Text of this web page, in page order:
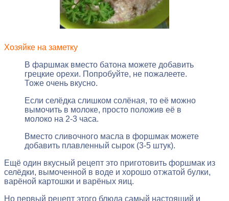
Хозяйке на заметку
В фаршмак вместо батона можете добавить
грецкие орехи. Попробуйте, не пожалеете.
Тоже очень вкусно.
Если селёдка слишком солёная, то её можно
вымочить в молоке, просто положив её в
молоко на 2-3 часа.
Вместо сливочного масла в форшмак можете
добавить плавленный сырок (3-5 штук).
Ещё один вкусный рецепт это приготовить форшмак из
селёдки, вымоченной в воде и хорошо отжатой булки,
варёной картошки и варёных яиц.
Но первый рецепт этого блюда самый настоящий и